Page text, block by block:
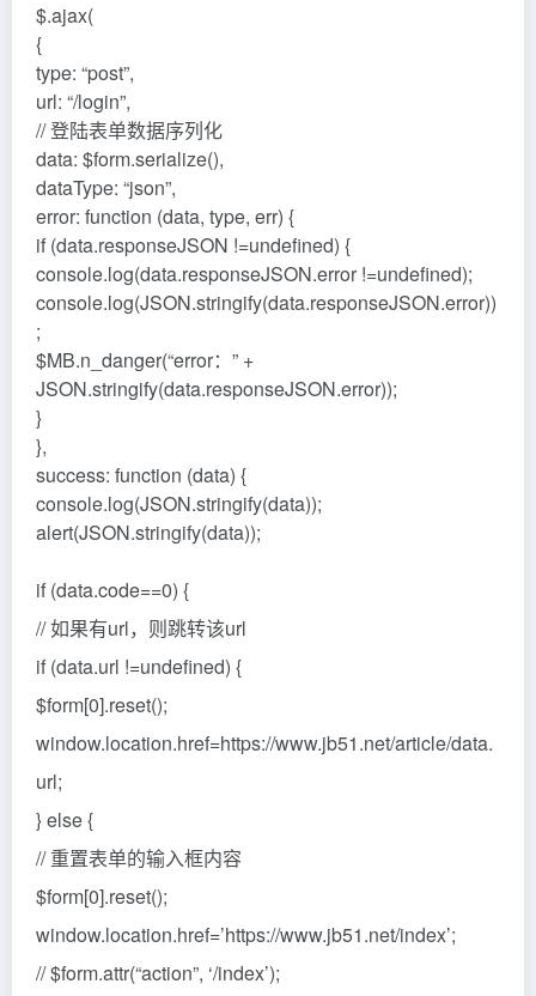
$.ajax(
{
type: “post”,
url: “/login”,
// 登陆表单数据序列化
data: $form.serialize(),
dataType: “json”,
error: function (data, type, err) {
if (data.responseJSON !=undefined) {
console.log(data.responseJSON.error !=undefined);
console.log(JSON.stringify(data.responseJSON.error))
;
$MB.n_danger(“error：” +
JSON.stringify(data.responseJSON.error));
}
},
success: function (data) {
console.log(JSON.stringify(data));
alert(JSON.stringify(data));
if (data.code==0) {
// 如果有url，则跳转该url
if (data.url !=undefined) {
$form[0].reset();
window.location.href=https://www.jb51.net/article/data.
url;
} else {
// 重置表单的输入框内容
$form[0].reset();
window.location.href=’https://www.jb51.net/index’;
// $form.attr(“action”, ‘/index’);